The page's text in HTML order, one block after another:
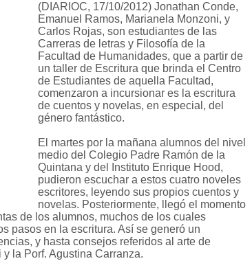
(DIARIOC, 17/10/2012) Jonathan Conde,
Emanuel Ramos, Marianela Monzoni, y
Carlos Rojas, son estudiantes de las
Carreras de letras y Filosofía de la
Facultad de Humanidades, que a partir de
un taller de Escritura que brinda el Centro
de Estudiantes de aquella Facultad,
comenzaron a incursionar es la escritura
de cuentos y novelas, en especial, del
género fantástico.
El martes por la mañana alumnos del nivel
medio del Colegio Padre Ramón de la
Quintana y del Instituto Enrique Hood,
pudieron escuchar a estos cuatro noveles
escritores, leyendo sus propios cuentos y
novelas. Posteriormente, llegó el momento
de los alumnos, muchos de los cuales
pasos en la escritura. Así se generó un
y hasta consejos referidos al arte de
la Porf. Agustina Carranza.